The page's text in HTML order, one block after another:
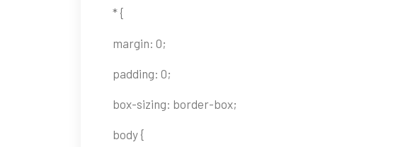
* {
margin: 0;
padding: 0;
box-sizing: border-box;
body {